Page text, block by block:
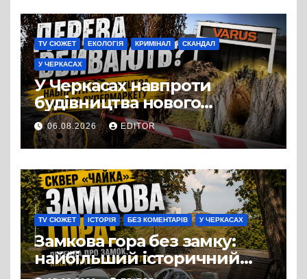
TV СЮЖЕТ ЕКОЛОГІЯ КРИМІНАЛ СКАНДАЛ
У ЧЕРКАСАХ
У Черкасах навпроти
будівництва нового
супермаркету VARUS на
проспекті Перемоги всохли
дерева. І це навряд чи
можна назвати
випадковістю
06.08.2026 EDITOR
TV СЮЖЕТ ІСТОРІЯ БЕЗ КОМЕНТАРІВ У ЧЕРКАСАХ
Замкова гора без замку:
найбільший історичний